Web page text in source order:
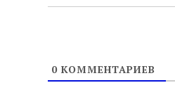
0КОММЕНТАРИЕВ